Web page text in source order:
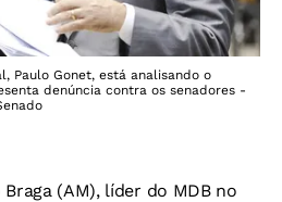
Paulo Gonet, está analisando o
denúncia contra os senadores -
(AM), líder do MDB no